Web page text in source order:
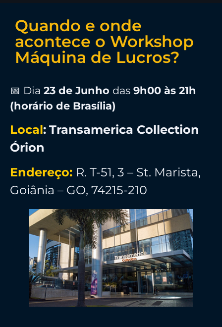
Quando e onde
acontece o Workshop
Máquina de Lucros?
📅 Dia 23 de Junho das 9h00 às 21h
(horário de Brasília)
Local: Transamerica Collection
Órion
Endereço: R. T-51, 3 – St. Marista,
Goiânia – GO, 74215-210